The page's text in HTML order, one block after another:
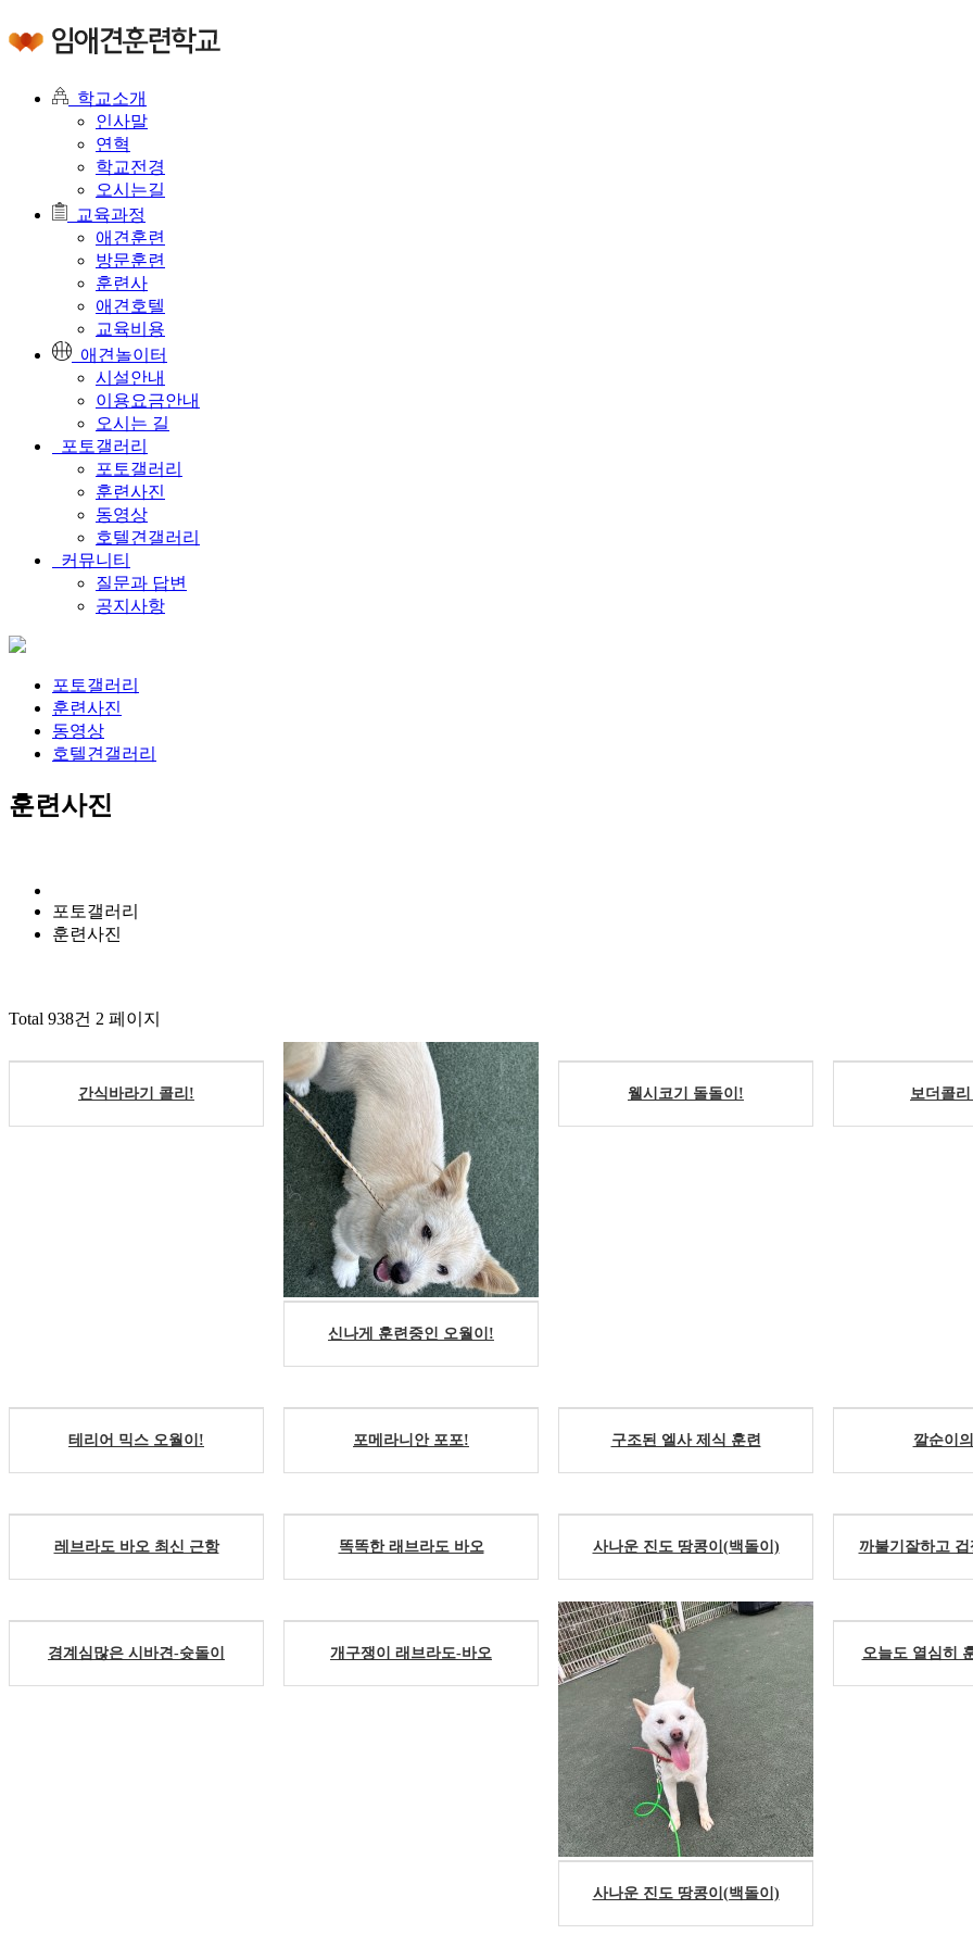
학교소개
인사말
연혁
학교전경
오시는길
교육과정
애견훈련
방문훈련
훈련사
애견호텔
교육비용
애견놀이터
시설안내
이용요금안내
오시는 길
포토갤러리
포토갤러리
훈련사진
동영상
호텔견갤러리
커뮤니티
질문과 답변
공지사항
포토갤러리
훈련사진
동영상
호텔견갤러리
훈련사진
포토갤러리
훈련사진
Total 938건 2 페이지
간식바라기 콜리!
신나게 훈련중인 오월이!
웰시코기 돌돌이! 보더콜
테리어 믹스 오월이! 포메라니안 포포! 구조된 엘사 제식 훈련 깔순이
레브라도 바오 최신 근항 똑똑한 래브라도 바오 사나운 진도 땅콩이(백돌이) 까불기잘하고
경계심많은 시바견-슛돌이 개구쟁이 래브라도-바오
사나운 진도 땅콩이(백돌이)
오늘도 열심히